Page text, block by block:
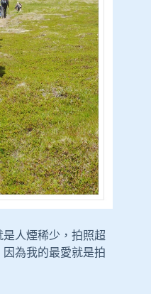
人煙稀少，拍照超
為我的最愛就是拍